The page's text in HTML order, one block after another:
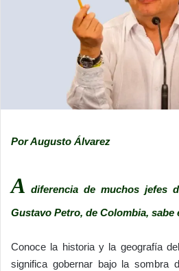
Por Augusto Álvarez
A diferencia de muchos jefes
Gustavo Petro, de Colombia, sabe
Conoce la historia y la geografía
significa gobernar bajo la sombra